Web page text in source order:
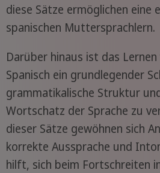
diese Sätze ermöglichen eine
spanischen Muttersprachlern.
Darüber hinaus ist das
Spanisch ein grundlegender
grammatikalische Struktur
Wortschatz der Sprache zu
dieser Sätze gewöhnen sich
korrekte Aussprache und
hilft, sich beim Fortschreiten